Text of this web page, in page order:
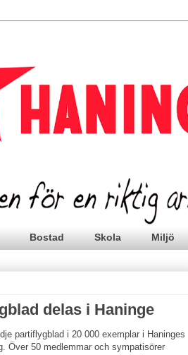
Bostad Skola Miljö
delas i Haninge
partiflygblad i 20 000 exemplar i Haninges
Över 50 medlemmar och sympatisörer